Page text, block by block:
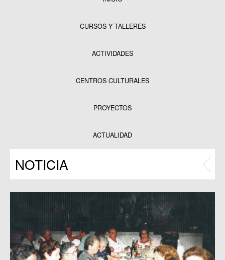
CURSOS Y TALLERES
ACTIVIDADES
CENTROS CULTURALES
PROYECTOS
Programas
ACTUALIDAD
NOTICIA